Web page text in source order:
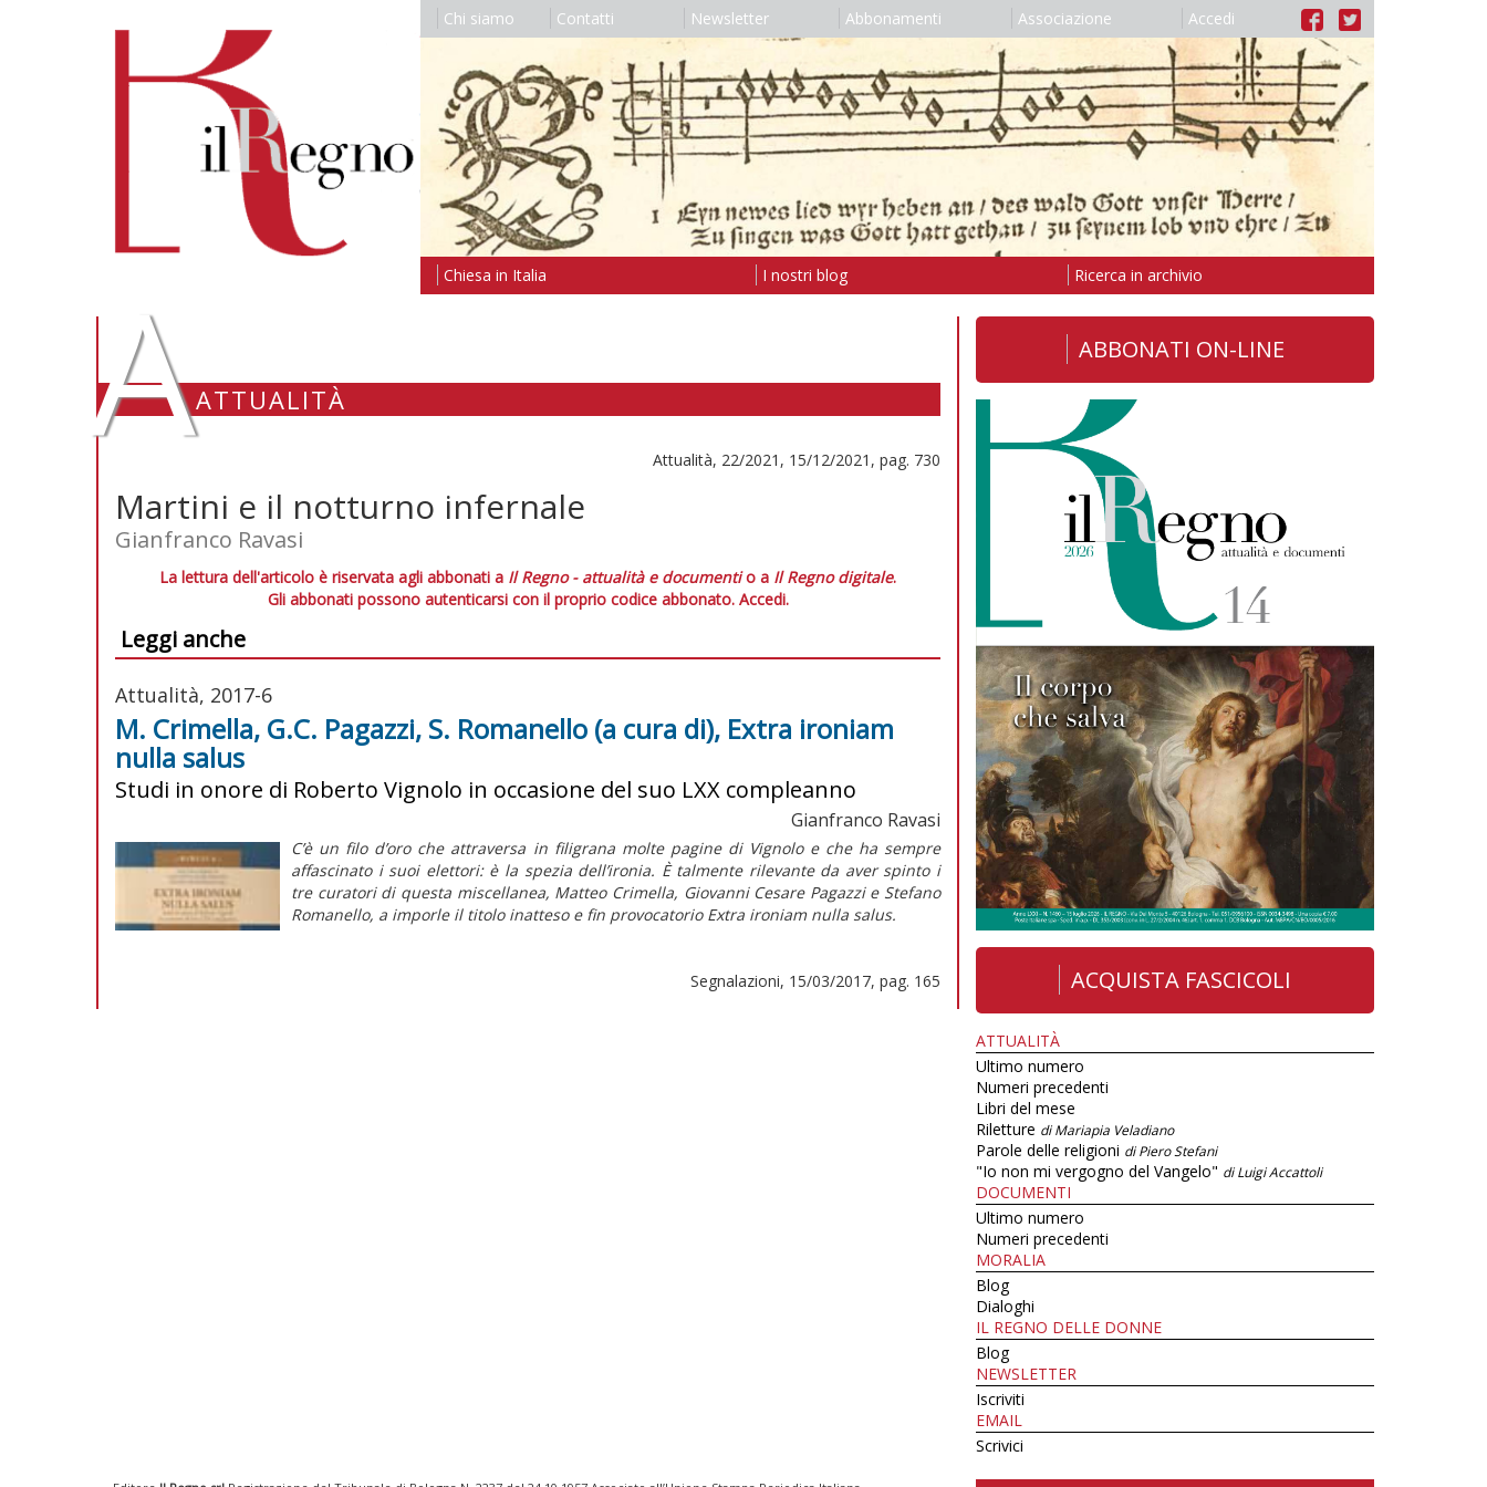
Chi siamo Contatti Newsletter Abbonamenti Associazione Accedi
Chiesa in Italia I nostri blog Ricerca in archivio
AATTUALITÀ
Attualità, 22/2021, 15/12/2021, pag. 730
Martini e il notturno infernale
Gianfranco Ravasi
La lettura dell'articolo è riservata agli abbonati a Il Regno - attualità e documentio a Il Regno digitale.
Gli abbonati possono autenticarsi con il proprio codice abbonato. Accedi.
Leggi anche
Attualità, 2017-6
M. Crimella, G.C. Pagazzi, S. Romanello (a cura di), Extra ironiam
nulla salus
Studi in onore di Roberto Vignolo in occasione del suo LXX compleanno
Gianfranco Ravasi
C’è un filo d’oro che attraversa in filigrana molte pagine di Vignolo e che ha sempre
affascinato i suoi elettori: è la spezia dell’ironia. È talmente rilevante da aver spinto i
tre curatori di questa miscellanea, Matteo Crimella, Giovanni Cesare Pagazzi e Stefano
Romanello, a imporle il titolo inatteso e fin provocatorio Extra ironiam nulla salus.
Segnalazioni, 15/03/2017, pag. 165
ABBONATI ON-LINE
ACQUISTA FASCICOLI
ATTUALITÀ
Ultimo numero
Numeri precedenti
Libri del mese
Riletture di Mariapia Veladiano
Parole delle religioni di Piero Stefani
"Io non mi vergogno del Vangelo" di Luigi Accattoli
DOCUMENTI
Ultimo numero
Numeri precedenti
MORALIA
Blog
Dialoghi
IL REGNO DELLE DONNE
Blog
NEWSLETTER
Iscriviti
EMAIL
Scrivici